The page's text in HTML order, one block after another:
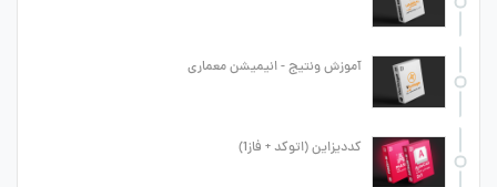
آموزش ونتیج - انیمیشن معماری
کددیزاین (اتوکد + فاز1)